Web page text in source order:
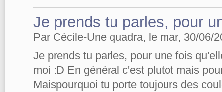
Je prends tu parles, pour
Par Cécile-Une quadra, le mar, 30/06/
Je prends tu parles, pour une fois
moi :D En général c'est plutot mais
Maispourquoi tu porte toujours des